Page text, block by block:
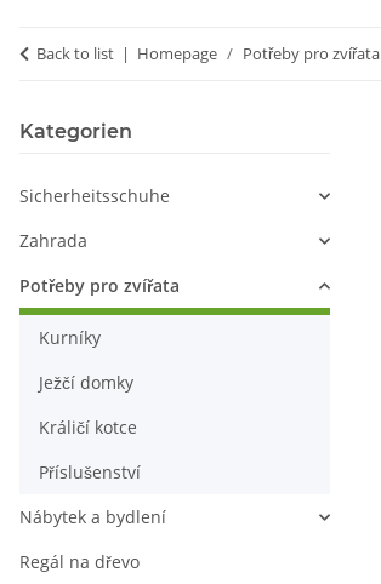
Back to list Homepage Potřeby pro zvířata
Kategorien
Sicherheitsschuhe
Zahrada
Potřeby pro zvířata
Kurníky
Ježčí domky
Králičí kotce
Příslušenství
Nábytek a bydlení
Regál na dřevo